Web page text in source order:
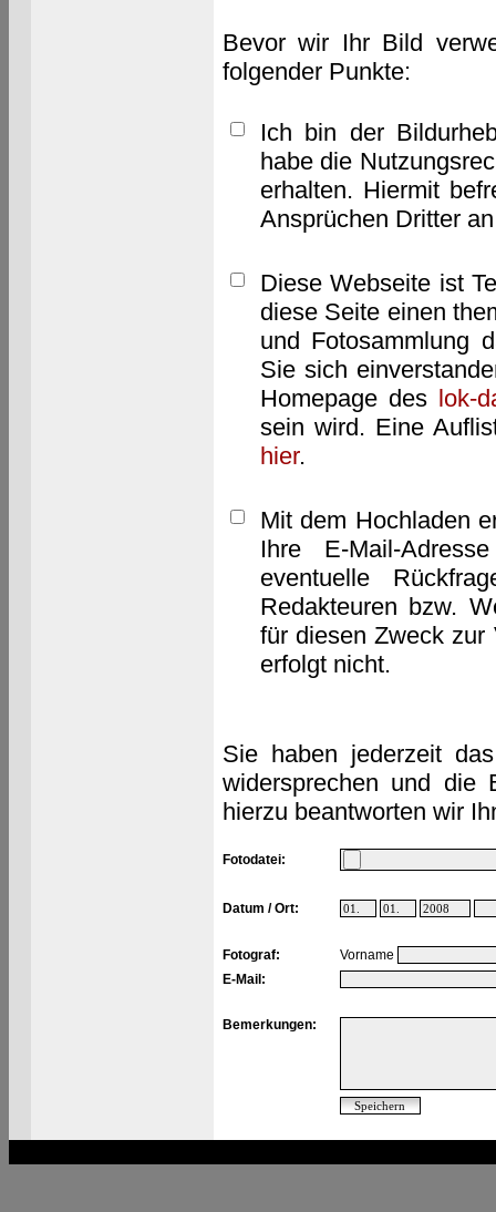
Bevor wir Ihr Bild
folgender Punkte:
Ich bin der
habe die
erhalten. Hiermit
Ansprüchen Dritter
Diese Webseite ist
diese Seite einen
und Fotosammlung
Sie sich
Homepage des lok-
sein wird. Eine
hier.
Mit dem Hochladen
Ihre E-Mail-
eventuelle
Redakteuren bzw.
für diesen Zweck zur
erfolgt nicht.
Sie haben jederzeit
widersprechen und die
hierzu beantworten wir
Fotodatei:
Datum / Ort:
Fotograf:
Vorname
E-Mail:
Bemerkungen: